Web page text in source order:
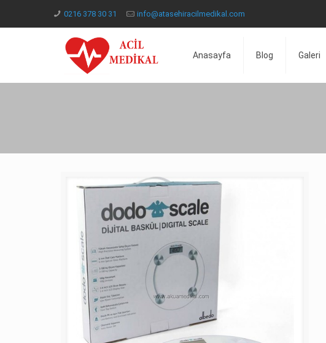
0216 378 30 31 info@atasehiracilmedikal.com
Anasayfa Blog Galeri